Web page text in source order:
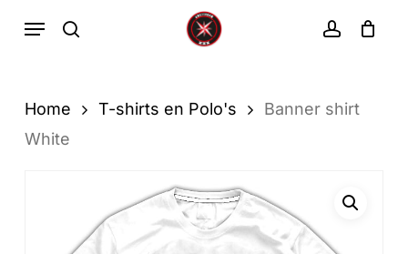
hoofdinhoud
zoekopdracht
Menu
Winkelwagen
Home T-shirts en Polo's
Banner shirt
White